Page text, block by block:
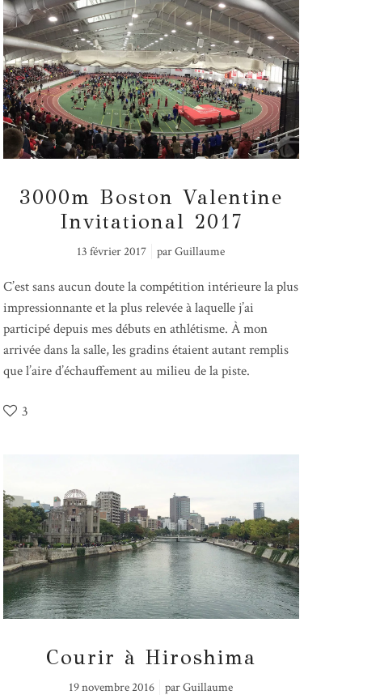
3000m Boston Valentine
Invitational 2017
13 février 2017 parGuillaume
C’est sans aucun doute la compétition intérieure la plus
impressionnante et la plus relevée à laquelle j’ai
participé depuis mes débuts en athlétisme. À mon
arrivée dans la salle, les gradins étaient autant remplis
que l’aire d’échauffement au milieu de la piste.
3
Courir à Hiroshima
19 novembre 2016 parGuillaume